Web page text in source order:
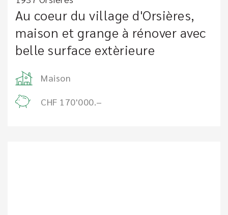
Au coeur du village d'Orsières,
maison et grange à rénover avec
belle surface extèrieure
Maison
CHF 170'000.–